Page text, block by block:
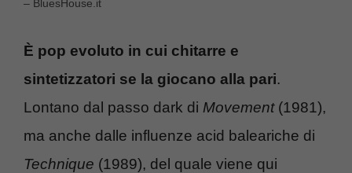
– BluesHouse.it
È pop evoluto in cui chitarre e
sintetizzatori se la giocano alla pari.
Lontano dal passo dark di Movement(1981),
ma anche dalle influenze acid baleariche di
Technique (1989), del quale viene qui